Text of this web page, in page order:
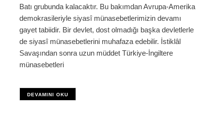
Batı grubunda kalacaktır. Bu bakımdan Avrupa-Amerika
demokrasileriyle siyasî münasebetlerimizin devamı
gayet tabiidir. Bir devlet, dost olmadığı başka devletlerle
de siyasî münasebetlerini muhafaza edebilir. İstiklâl
Savaşından sonra uzun müddet Türkiye-İngiltere
münasebetleri
DEVAMINI OKU